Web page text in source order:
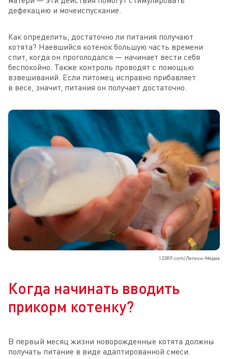
дефекацию и мочеиспускание.
Как определить, достаточно ли питания получают
котята? Наевшийся котенок большую часть времени
спит, когда он проголодался — начинает вести себя
беспокойно. Также контроль проводят с помощью
взвешиваний. Если питомец исправно прибавляет
в весе, значит, питания он получает достаточно.
123RF.com/Легион-Медиа
Когда начинать вводить
прикорм котенку?
В первый месяц жизни новорожденные котята должны
получать питание в виде адаптированной смеси.